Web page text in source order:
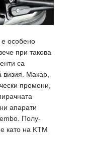
е особено
при такова
са
визия. Макар,
промени,
апарати
Полу-
като на KTM